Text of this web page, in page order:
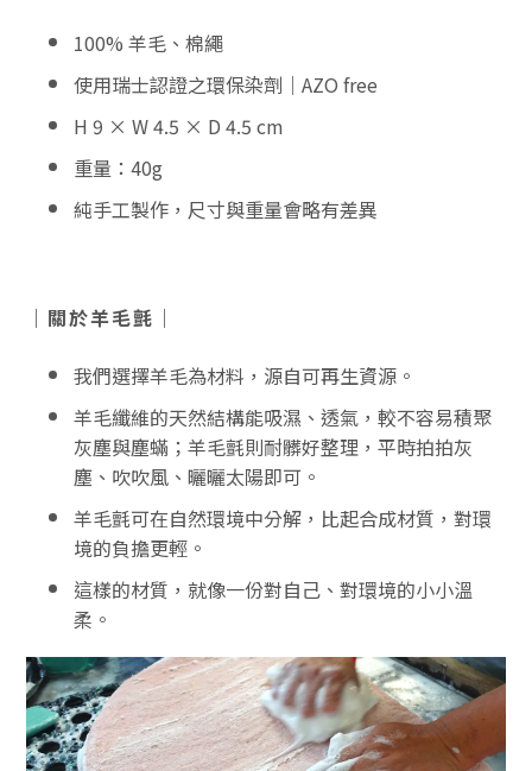
100% 羊毛、棉繩
使用瑞士認證之環保染劑｜AZO free
H 9 × W 4.5 × D 4.5 cm
重量：40g
純手工製作，尺寸與重量會略有差異
｜關於羊毛氈｜
我們選擇羊毛為材料，源自可再生資源。
羊毛纖維的天然結構能吸濕、透氣，較不容易積聚
灰塵與塵蟎；羊毛氈則耐髒好整理，平時拍拍灰
塵、吹吹風、曬曬太陽即可。
羊毛氈可在自然環境中分解，比起合成材質，對環
境的負擔更輕。
這樣的材質，就像一份對自己、對環境的小小溫
柔。